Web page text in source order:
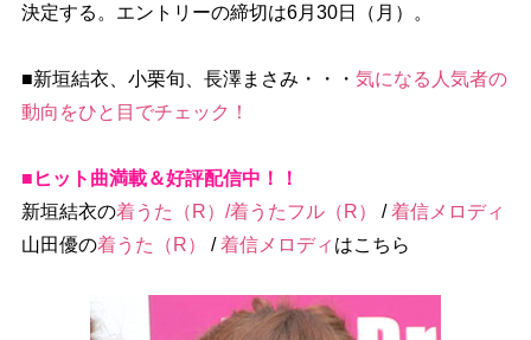
決定する。エントリーの締切は6月30日（月）。
■新垣結衣、小栗旬、長澤まさみ・・・ 気になる人気者の
動向をひと目でチェック！
■ヒット曲満載＆好評配信中！！
新垣結衣の着うた（R）/着うたフル（R） /着信メロディ
山田優の着うた（R） /着信メロディ はこちら